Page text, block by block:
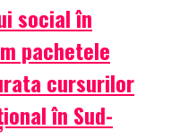
social în
pachetele
cursurilor
în Sud-